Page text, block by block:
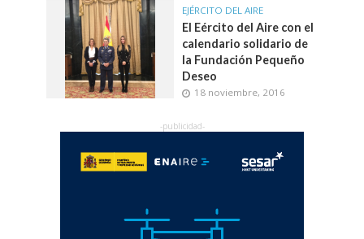
EJÉRCITO DEL AIRE
El Eército del Aire con el
calendario solidario de
la Fundación Pequeño
Deseo
18 noviembre, 2016